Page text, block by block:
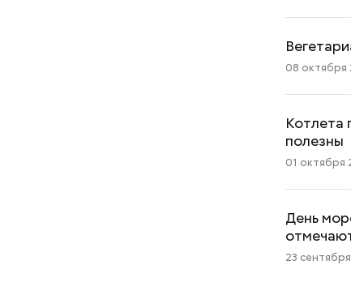
08 октября
Котлета
полезны
01 октября
День
23